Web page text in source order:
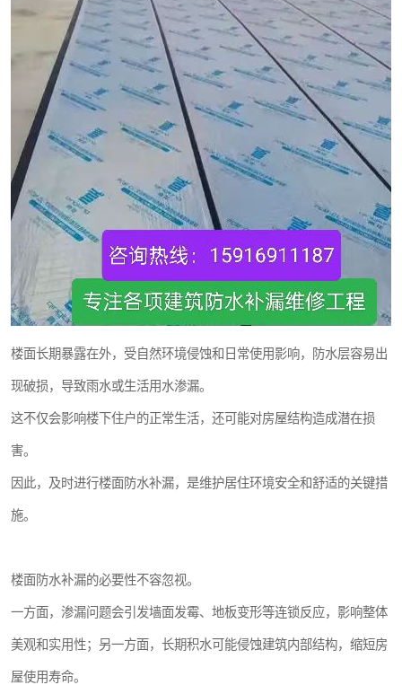
楼面长期暴露在外，受自然环境侵蚀和日常使用影响，防水层容易出
现破损，导致雨水或生活用水渗漏。
这不仅会影响楼下住户的正常生活，还可能对房屋结构造成潜在损
害。
因此，及时进行楼面防水补漏，是维护居住环境安全和舒适的关键措
施。
楼面防水补漏的必要性不容忽视。
一方面，渗漏问题会引发墙面发霉、地板变形等连锁反应，影响整体
美观和实用性；另一方面，长期积水可能侵蚀建筑内部结构，缩短房
屋使用寿命。